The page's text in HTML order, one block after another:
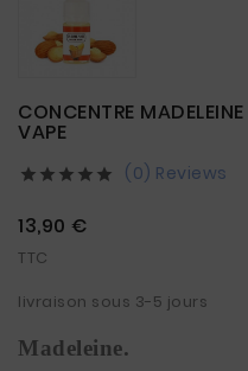
CONCENTRE
VAPE
     (0) Reviews
13,90 €
TTC
livraison sous 3-5 jours
Madeleine.